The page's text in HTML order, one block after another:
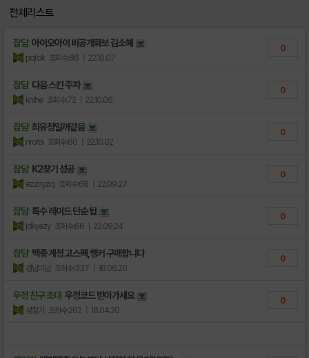
전체리스트
잡담 아이오아이 비공개화보 김소혜
pqfdk 조회수:86 | 22.10.07
0
잡담 다음 스킨 주자
khlhe 조회수:72 | 22.10.06
0
잡담 최유정일꺼같음
nrorbi 조회수:60 | 22.10.02
0
잡담 K2찾기 성공
ezznyzq 조회수:68 | 22.09.27
0
잡담 특수 레이드 단순 팁
jdkyazy 조회수:66 | 22.09.24
0
잡담 백중 계정 고스펙,랭커 구매합니다
경남미남 조회수:337 | 18.06.20
0
우정 친구 초대 우정코드 받아가세요
성창기 조회수:262 | 18.04.20
0